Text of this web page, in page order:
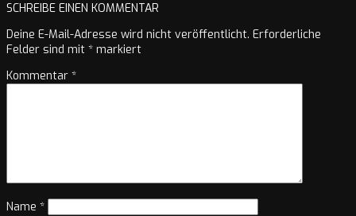
SCHREIBE EINEN KOMMENTAR
Deine E-Mail-Adresse wird nicht veröffentlicht. Erforderliche
Felder sind mit * markiert
Kommentar *
Name *